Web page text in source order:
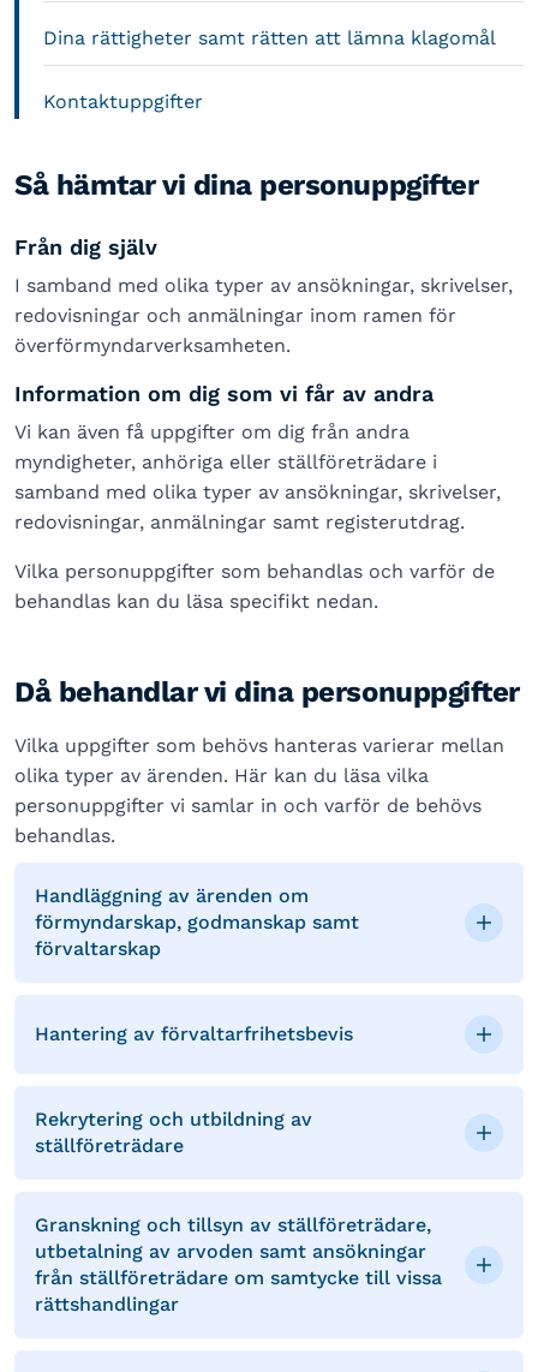
Dina rättigheter samt rätten att lämna klagomål
Kontaktuppgifter
Så hämtar vi dina personuppgifter
Från dig själv
I samband med olika typer av ansökningar, skrivelser,
redovisningar och anmälningar inom ramen för
överförmyndarverksamheten.
Information om dig som vi får av andra
Vi kan även få uppgifter om dig från andra
myndigheter, anhöriga eller ställföreträdare i
samband med olika typer av ansökningar, skrivelser,
redovisningar, anmälningar samt registerutdrag.
Vilka personuppgifter som behandlas och varför de
behandlas kan du läsa specifikt nedan.
Då behandlar vi dina personuppgifter
Vilka uppgifter som behövs hanteras varierar mellan
olika typer av ärenden. Här kan du läsa vilka
personuppgifter vi samlar in och varför de behövs
behandlas.
Handläggning av ärenden om
förmyndarskap, godmanskap samt
förvaltarskap
Hantering av förvaltarfrihetsbevis
Rekrytering och utbildning av
ställföreträdare
Granskning och tillsyn av ställföreträdare,
utbetalning av arvoden samt ansökningar
från ställföreträdare om samtycke till vissa
rättshandlingar